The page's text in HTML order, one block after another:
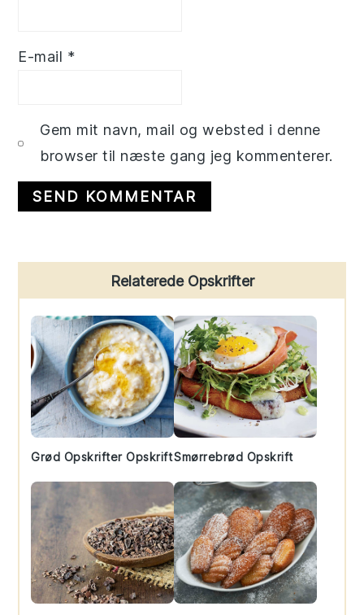
E-mail *
Gem mit navn, mail og websted i denne
browser til næste gang jeg kommenterer.
Sidebar
Relaterede Opskrifter
Grød Opskrifter OpskriftSmørrebrød Opskrift